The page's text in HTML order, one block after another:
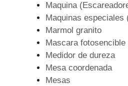
Maquina
Maquinas especiales
Marmol granito
Mascara fotosencible
Medidor de dureza
Mesa coordenada
Mesas